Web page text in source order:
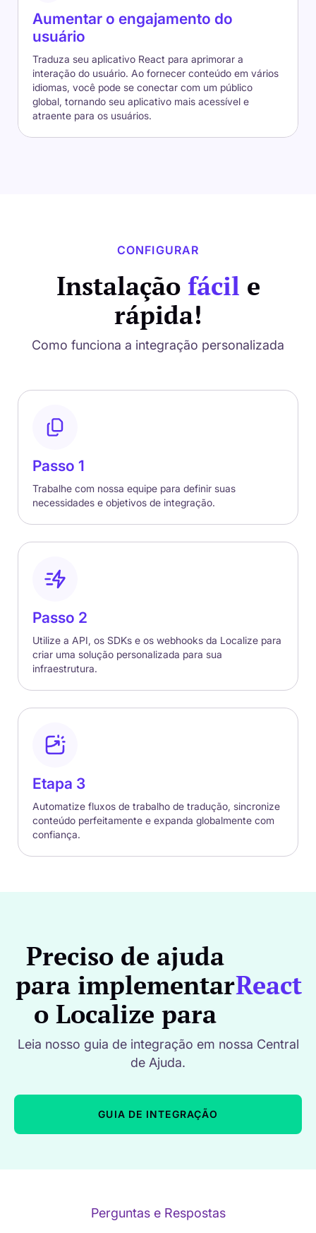
Aumentar o engajamento do
usuário
Traduza seu aplicativo React para aprimorar a
interação do usuário. Ao fornecer conteúdo em vários
idiomas, você pode se conectar com um público
global, tornando seu aplicativo mais acessível e
atraente para os usuários.
CONFIGURAR
Instalação fácil e
rápida!
Como funciona a integração personalizada
Passo 1
Trabalhe com nossa equipe para definir suas
necessidades e objetivos de integração.
Passo 2
Utilize a API, os SDKs e os webhooks da Localize para
criar uma solução personalizada para sua
infraestrutura.
Etapa 3
Automatize fluxos de trabalho de tradução, sincronize
conteúdo perfeitamente e expanda globalmente com
confiança.
Preciso de ajuda
para implementar
o Localize para
React
Leia nosso guia de integração em nossa Central
de Ajuda.
GUIA DE INTEGRAÇÃO
Perguntas e Respostas